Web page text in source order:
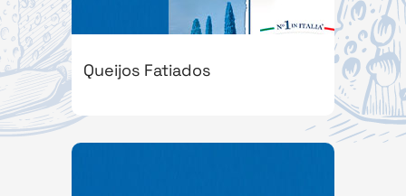
Queijos Fatiados